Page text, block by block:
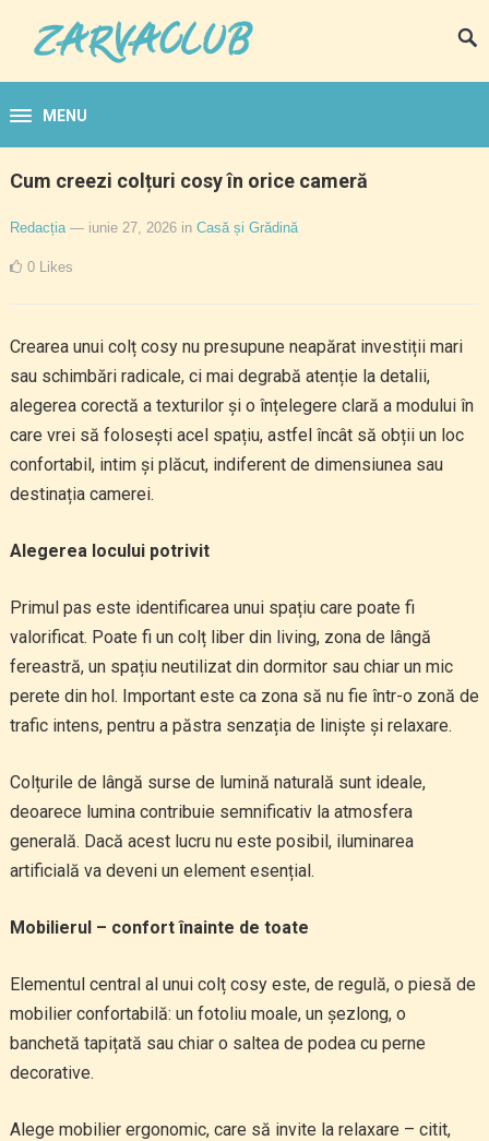
MENU
Cum creezi colțuri cosy în orice cameră
Redacția — iunie 27, 2026 in Casă și Grădină
0 Likes
Crearea unui colț cosy nu presupune neapărat investiții mari
sau schimbări radicale, ci mai degrabă atenție la detalii,
alegerea corectă a texturilor și o înțelegere clară a modului în
care vrei să folosești acel spațiu, astfel încât să obții un loc
confortabil, intim și plăcut, indiferent de dimensiunea sau
destinația camerei.
Alegerea locului potrivit
Primul pas este identificarea unui spațiu care poate fi
valorificat. Poate fi un colț liber din living, zona de lângă
fereastră, un spațiu neutilizat din dormitor sau chiar un mic
perete din hol. Important este ca zona să nu fie într-o zonă de
trafic intens, pentru a păstra senzația de liniște și relaxare.
Colțurile de lângă surse de lumină naturală sunt ideale,
deoarece lumina contribuie semnificativ la atmosfera
generală. Dacă acest lucru nu este posibil, iluminarea
artificială va deveni un element esențial.
Mobilierul – confort înainte de toate
Elementul central al unui colț cosy este, de regulă, o piesă de
mobilier confortabilă: un fotoliu moale, un șezlong, o
banchetă tapițată sau chiar o saltea de podea cu perne
decorative.
Alege mobilier ergonomic, care să invite la relaxare – citit,